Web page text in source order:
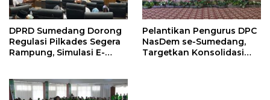
DPRD Sumedang Dorong
Regulasi Pilkades Segera
Rampung, Simulasi E-
Pelantikan Pengurus DPC
NasDem se-Sumedang,
Targetkan Konsolidasi